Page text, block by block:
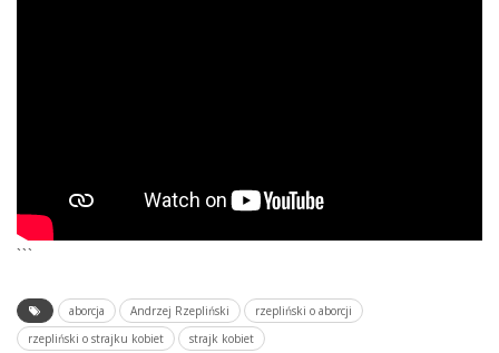
```
aborcja Andrzej Rzepliński
rzepliński o aborcji
rzepliński o strajku kobiet
strajk kobiet